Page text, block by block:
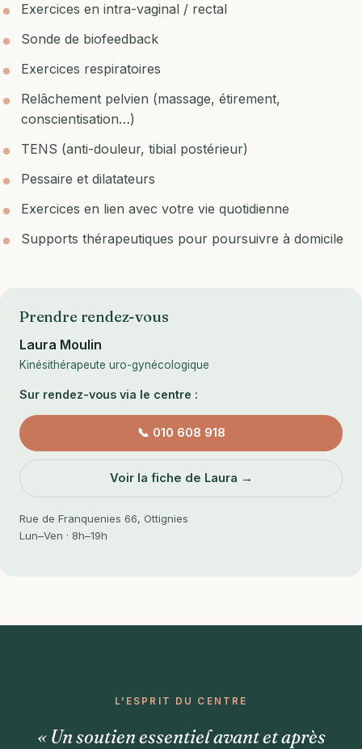
Exercices en intra-vaginal / rectal
Sonde de biofeedback
Exercices respiratoires
Relâchement pelvien (massage, étirement,
conscientisation…)
TENS (anti-douleur, tibial postérieur)
Pessaire et dilatateurs
Exercices en lien avec votre vie quotidienne
Supports thérapeutiques pour poursuivre à domicile
Prendre rendez-vous
Laura Moulin
Kinésithérapeute uro-gynécologique
Sur rendez-vous via le centre :
📞 010 608 918
Voir la fiche de Laura →
Rue de Franquenies 66, Ottignies
Lun–Ven · 8h–19h
L'ESPRIT DU CENTRE
« Un soutien essentiel avant et après